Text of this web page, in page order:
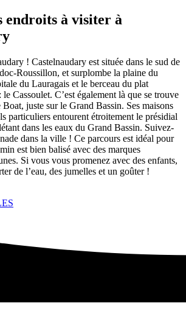
endroits à visiter à
! Castelnaudary est située dans le sud de
Roussillon, et surplombe la plaine du
du Lauragais et le berceau du plat
Cassoulet. C’est également là que se trouve
Boat, juste sur le Grand Bassin. Ses maisons
particuliers entourent étroitement le présidial
dans les eaux du Grand Bassin. Suivez-
dans la ville ! Ce parcours est idéal pour
est bien balisé avec des marques
Si vous vous promenez avec des enfants,
de l’eau, des jumelles et un goûter !